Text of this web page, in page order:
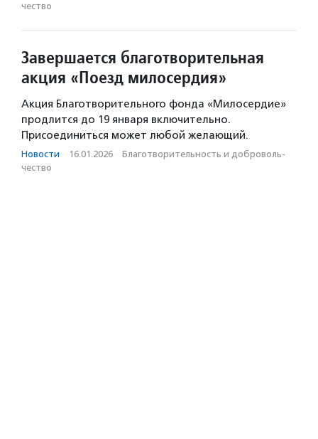
чест­во
Завершается благотворительная
акция «Поезд милосердия»
Акция Благотворительного фонда «Милосердие»
продлится до 19 января включительно.
Присоединиться может любой желающий.
Новости · 16.01.2026 · Благотвори­тель­ность и доброволь­
чест­во